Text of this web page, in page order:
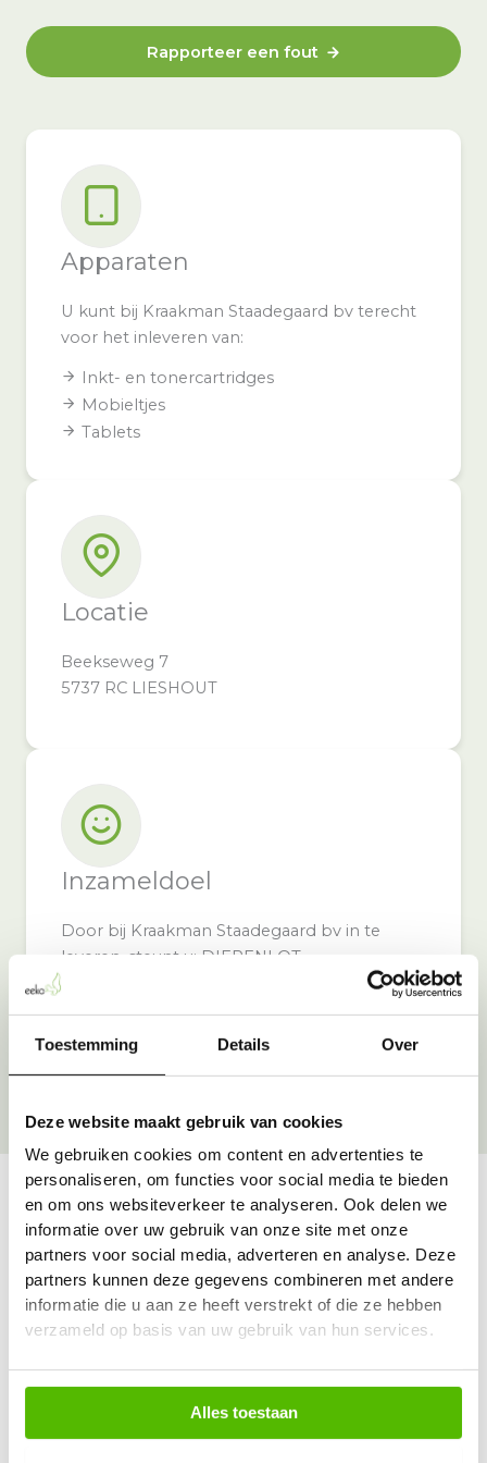
Toestemming Details Over
Deze website maakt gebruik van cookies
We gebruiken cookies om content en advertenties te
personaliseren, om functies voor social media te bieden
en om ons websiteverkeer te analyseren. Ook delen we
informatie over uw gebruik van onze site met onze
partners voor social media, adverteren en analyse. Deze
partners kunnen deze gegevens combineren met andere
informatie die u aan ze heeft verstrekt of die ze hebben
verzameld op basis van uw gebruik van hun services.
Alles toestaan
Rapporteer een fout
Apparaten
U kunt bij Kraakman Staadegaard bv terecht
voor het inleveren van:
Inkt- en tonercartridges
Mobieltjes
Tablets
Locatie
Beekseweg 7
5737 RC LIESHOUT
Inzameldoel
Door bij Kraakman Staadegaard bv in te
leveren, steunt u: DIERENLOT
Vraag & antwoord
De meest voorkomende vragen over onze dienst vind
je hier.
Bekijk alle antwoorden